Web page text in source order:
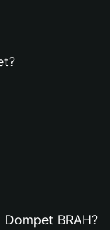
BRAH?